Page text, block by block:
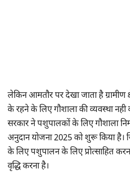
लेकिन आमतौर पर देखा जाता है ग्रामीण
के रहने के लिए गौशाला की व्यवस्था नही
सरकार ने पशुपालकों के लिए गौशाला
अनुदान योजना 2025 को शुरू किया है।
के लिए पशुपालन के लिए प्रोत्साहित
वृद्धि करना है।